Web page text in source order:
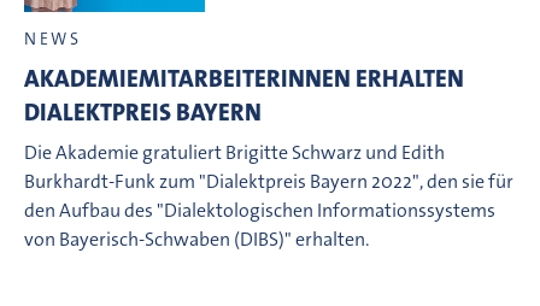
NEWS
AKADEMIEMITARBEITERINNEN ERHALTEN
DIALEKTPREIS BAYERN
Die Akademie gratuliert Brigitte Schwarz und Edith
Burkhardt-Funk zum "Dialektpreis Bayern 2022", den sie für
den Aufbau des "Dialektologischen Informationssystems
von Bayerisch-Schwaben (DIBS)" erhalten.